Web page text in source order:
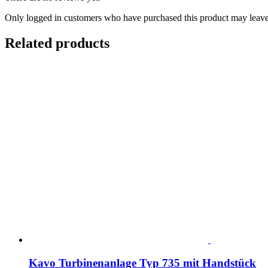
Only logged in customers who have purchased this product may
Related products
Kavo Turbinenanlage Typ 735 mit Handstück